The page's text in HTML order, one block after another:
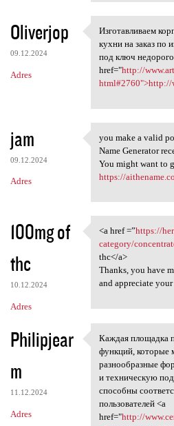
Oliverjop
09.12.2024
Adres
Изготавливаем
кухни на заказ по
под ключ
href="http://
html#2760">http://
jam
09.12.2024
Adres
you make a
you make a valid
Name Generator
You might want to
https://
100mg of
thc
10.12.2024
Adres
<a href
<a href =”https://
category/
thc</a>
Thanks, you have
and appreciate
Philipjear
m
11.12.2024
Adres
Каждая
Каждая площадка
функций, которые
разнообразные
и техническую
способны
пользователей <a
href="http://